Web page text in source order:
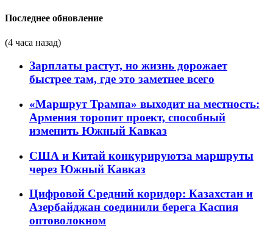
Последнее обновление
(4 часа назад)
Зарплаты растут, но жизнь дорожает
быстрее там, где это заметнее всего
«Маршрут Трампа» выходит на местность:
Армения торопит проект, способный
изменить Южный Кавказ
США и Китай конкурируютза маршруты
через Южный Кавказ
Цифровой Средний коридор: Казахстан и
Азербайджан соединили берега Каспия
оптоволокном